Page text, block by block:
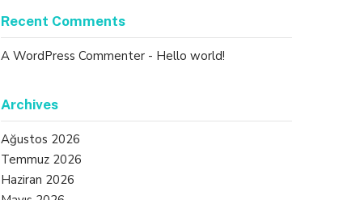
Recent Comments
A WordPress Commenter - Hello world!
Archives
Ağustos 2026
Temmuz 2026
Haziran 2026